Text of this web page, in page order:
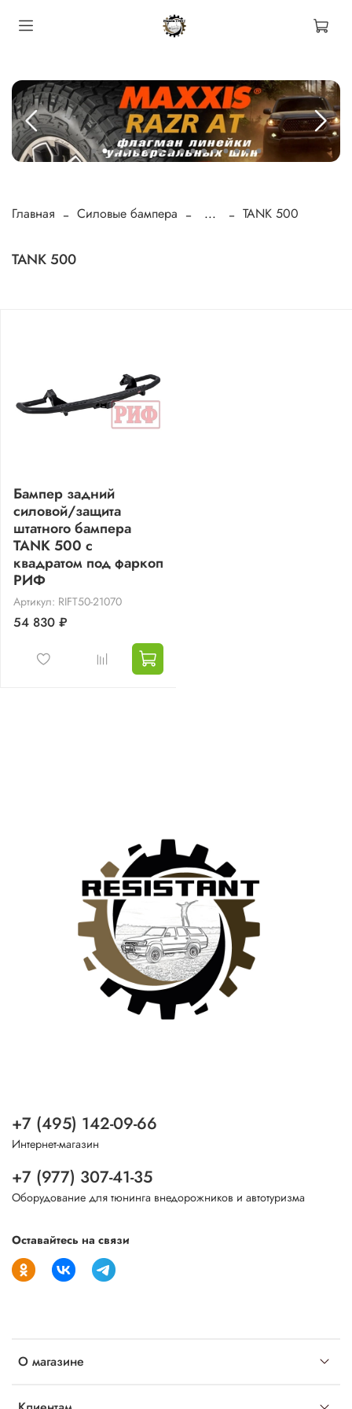
Главная Силовые бампера ... TANK 500
TANK 500
Бампер задний
силовой/защита
штатного бампера
TANK 500 c
квадратом под фаркоп
РИФ
Артикул: RIFT50-21070
54 830 ₽
О магазине
+7 (495) 142-09-66
Интернет-магазин
+7 (977) 307-41-35
Оборудование для тюнинга внедорожников и автотуризма
Оставайтесь на связи